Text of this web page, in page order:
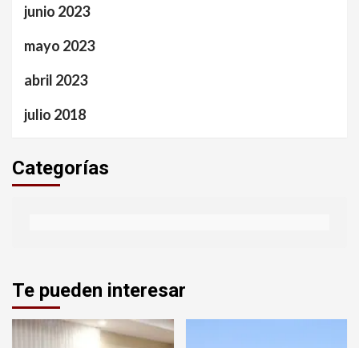
junio 2023
mayo 2023
abril 2023
julio 2018
Categorías
Te pueden interesar